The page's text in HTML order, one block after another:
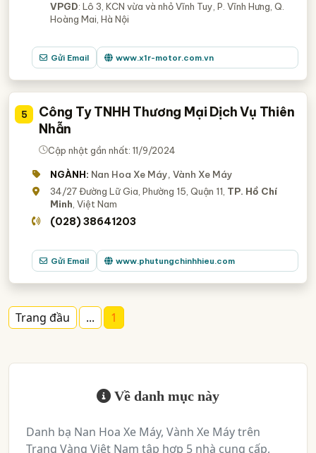
VPGD: Lô 3, KCN vừa và nhỏ Vĩnh Tuy, P. Vĩnh Hưng, Q.
Hoàng Mai, Hà Nội
Gửi Email www.x1r-motor.com.vn
5
Công Ty TNHH Thương Mại Dịch Vụ Thiên
Nhẫn
Cập nhật gần nhất: 11/9/2024
NGÀNH: Nan Hoa Xe Máy, Vành Xe Máy
34/27 Đường Lữ Gia, Phường 15, Quận 11, TP. Hồ Chí
Minh , Việt Nam
(028) 38641203
Gửi Email www.phutungchinhhieu.com
Trang đầu ... 1
Về danh mục này
Danh bạ Nan Hoa Xe Máy, Vành Xe Máy trên
Trang Vàng Việt Nam tập hợp 5 nhà cung cấp,